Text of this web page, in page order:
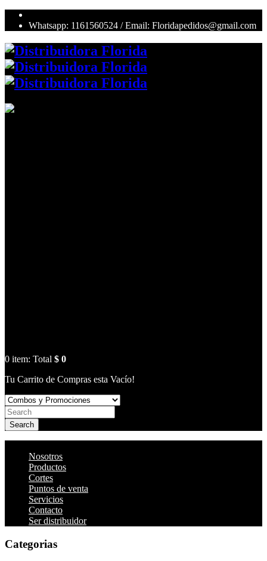
Whatsapp: 1161560524 / Email: Floridapedidos@gmail.com
0 item: Total $ 0
Tu Carrito de Compras esta Vacío!
Search
Nosotros
Productos
Cortes
Puntos de venta
Servicios
Contacto
Ser distribuidor
Categorias